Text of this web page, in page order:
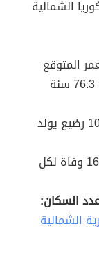
الشمالية
المتوقع
للجنسين في كوريا الشمالية 73.7 سنة؛ 76.3 سنة
13.3 وفاة لكل 1000 رضيع يولد
16.7 وفاة لكل
السكان:
الشمالية